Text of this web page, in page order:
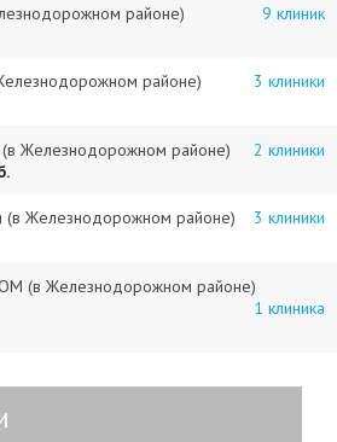
районе)
9 клиник
районе)
3 клиники
Железнодорожном районе)
2 клиники
(в Железнодорожном районе)
3 клиники
(в Железнодорожном районе)
1 клиника